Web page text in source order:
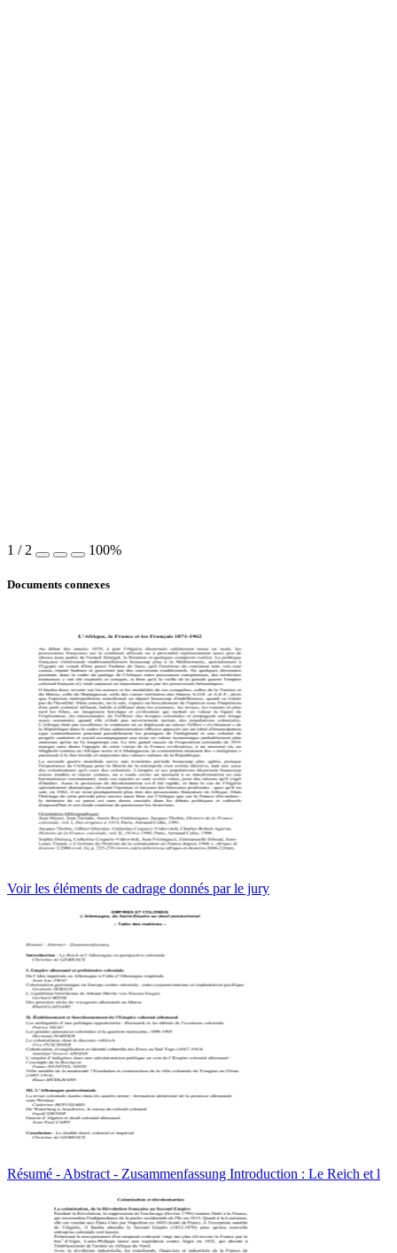
1 / 2 100%
Documents connexes
Voir les éléments de cadrage donnés par le jury
Résumé - Abstract - Zusammenfassung Introduction : Le Reich et l